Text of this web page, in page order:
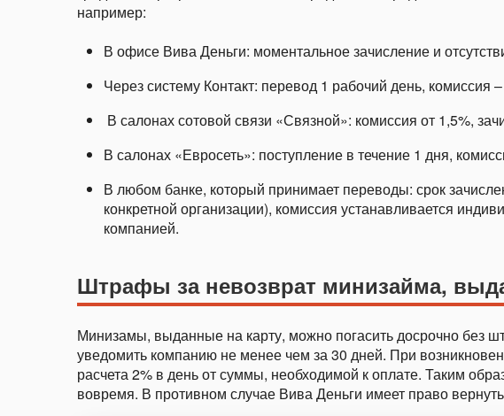
например:
В офисе Вива Деньги: моментальное зачисление и
Через систему Контакт: перевод 1 рабочий день, комиссия
В салонах сотовой связи «Связной»: комиссия от 1,5%,
В салонах «Евросеть»: поступление в течение 1 дня,
В любом банке, который принимает переводы: срок
конкретной организации), комиссия устанавливается
компанией.
Штрафы за невозврат минизайма,
Минизамы, выданные на карту, можно погасить досрочно без
уведомить компанию не менее чем за 30 дней. При
расчета 2% в день от суммы, необходимой к оплате. Таким
вовремя. В противном случае Вива Деньги имеет право